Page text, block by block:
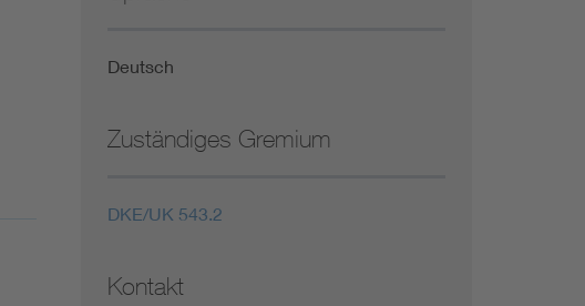
Deutsch
Zuständiges Gremium
DKE/UK 543.2
Kontakt